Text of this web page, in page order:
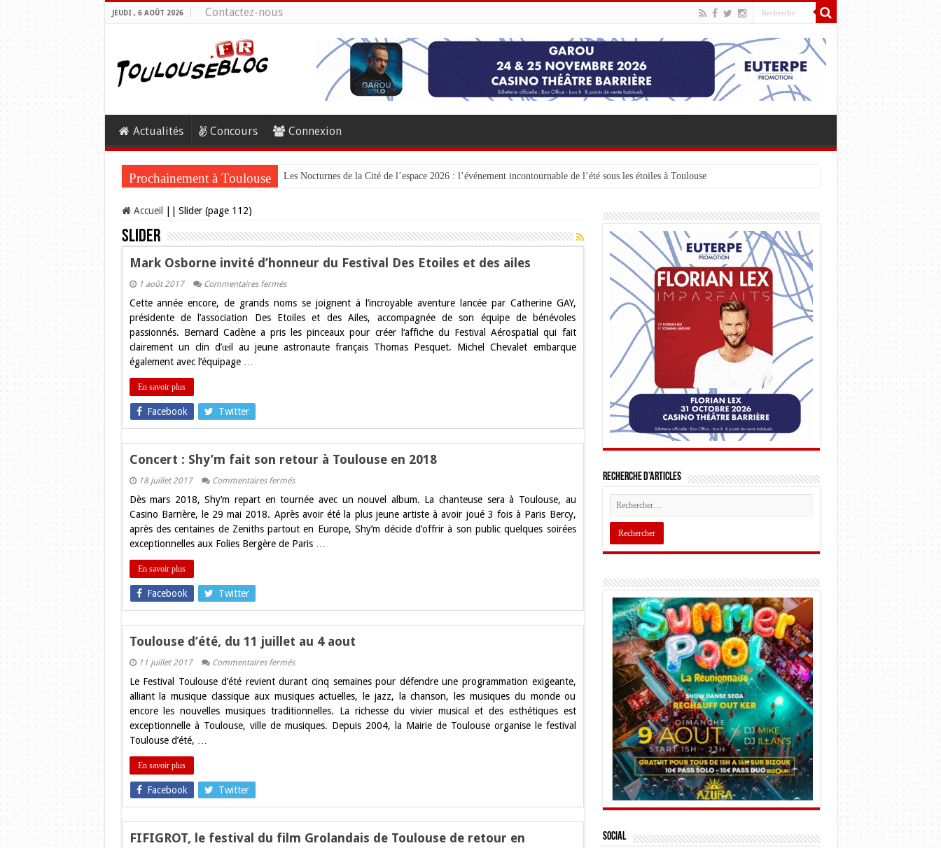
JEUDI , 6 AOÛT 2026 Contactez-nous
Actualités Concours Connexion
Prochainement à Toulouse Les Nocturnes de la Cité de l’espace 2026 : l’événement incontournable de l’été sous les étoiles à Toulouse
Accueil Slider (page 112)
Slider
Mark Osborne invité d’honneur du Festival Des Etoiles et des ailes
1 août 2017 Commentaires ferméssur
Osborne
invité
d’honneur
du
Festival
Des
Cette année encore, de grands noms se joignent à l’incroyable aventure lancée par Catherine GAY,
présidente de l’association Des Etoiles et des Ailes, accompagnée de son équipe de bénévoles
passionnés. Bernard Cadène a pris les pinceaux pour créer l‘affiche du Festival Aérospatial qui fait
clairement un clin d’œil au jeune astronaute français Thomas Pesquet. Michel Chevalet embarque
également avec l’équipage …
En savoir plus
Facebook Twitter
Concert : Shy’m fait son retour à Toulouse en 2018
18 juillet 2017 Commentaires ferméssur
:
fait
son
retour
à
Dès mars 2018, Shy’m repart en tournée avec un nouvel album. La chanteuse sera à Toulouse, au
Casino Barrière, le 29 mai 2018. Après avoir été la plus jeune artiste à avoir joué 3 fois à Paris Bercy,
après des centaines de Zeniths partout en Europe, Shy’m décide d’offrir à son public quelques soirées
exceptionnelles aux Folies Bergère de Paris …
En savoir plus
Facebook Twitter
Toulouse d’été, du 11 juillet au 4 aout
11 juillet 2017 Commentaires ferméssur
d’été,
du
11
juillet
au
4
Le Festival Toulouse d’été revient durant cinq semaines pour défendre une programmation exigeante,
alliant la musique classique aux musiques actuelles, le jazz, la chanson, les musiques du monde ou
encore les nouvelles musiques traditionnelles. La richesse du vivier musical et des esthétiques est
exceptionnelle à Toulouse, ville de musiques. Depuis 2004, la Mairie de Toulouse organise le festival
Toulouse d’été, …
En savoir plus
Facebook Twitter
FIFIGROT, le festival du film Grolandais de Toulouse de retour en
Recherche d’articles
Social